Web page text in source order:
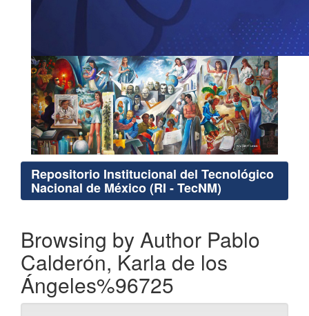
Repositorio Institucional del Tecnológico
Nacional de México (RI - TecNM)
Browsing by Author Pablo
Calderón, Karla de los
Ángeles%96725